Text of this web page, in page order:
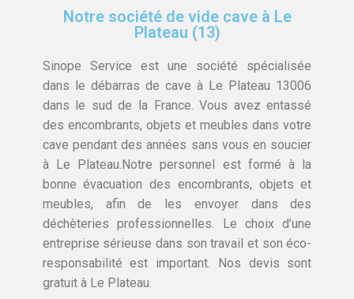
Notre société de vide cave à Le
Plateau (13)
Sinope Service est une société spécialisée
dans le débarras de cave à Le Plateau 13006
dans le sud de la France. Vous avez entassé
des encombrants, objets et meubles dans votre
cave pendant des années sans vous en soucier
à Le Plateau.Notre personnel est formé à la
bonne évacuation des encombrants, objets et
meubles, afin de les envoyer dans des
déchèteries professionnelles. Le choix d’une
entreprise sérieuse dans son travail et son éco-
responsabilité est important. Nos devis sont
gratuit à Le Plateau.